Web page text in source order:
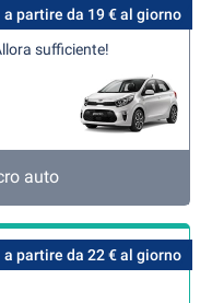
a partire da 19 € al giorno
sufficiente!
auto
a partire da 22 € al giorno